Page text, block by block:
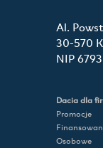
Al.
30-570
NIP
Dacia dla
Promocje
Osobowe